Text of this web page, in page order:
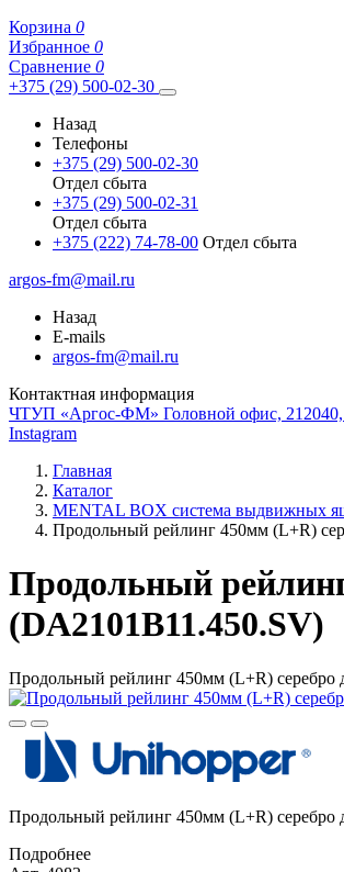
Корзина 0
Избранное 0
Сравнение 0
+375 (29) 500-02-30
Назад
Телефоны
+375 (29) 500-02-30
Отдел сбыта
+375 (29) 500-02-31
Отдел сбыта
+375 (222) 74-78-00 Отдел сбыта
argos-fm@mail.ru
Назад
E-mails
argos-fm@mail.ru
Контактная информация
ЧТУП «Аргос-ФМ» Головной офис, 212040,
Instagram
Главная
Каталог
MENTAL BOX система выдвижных
Продольный рейлинг 450мм (L+R)
Продольный
(DA2101B11.450.SV)
Продольный рейлинг 450мм (L+R) серебро
Продольный рейлинг 450мм (L+R) серебро
Подробнее